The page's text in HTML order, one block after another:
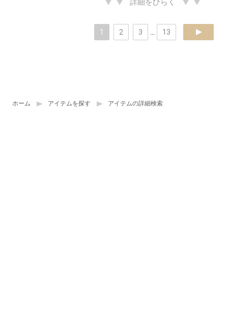
ホーム アイテムを探す アイテムの詳細検索
詳細をひらく
1 2 3 13 next